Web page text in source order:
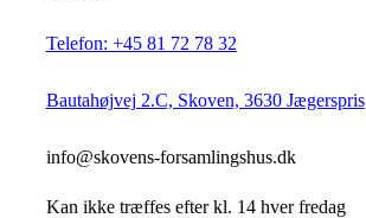
Telefon: +45 81 72 78 32
Bautahøjvej 2.C, Skoven, 3630 Jægerspris
info@skovens-forsamlingshus.dk
Kan ikke træffes efter kl. 14 hver fredag